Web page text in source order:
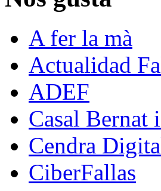
A fer la mà
Actualidad
ADEF
Casal Bernat
Cendra
CiberFallas